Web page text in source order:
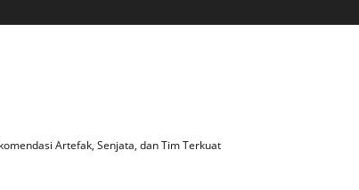
Artefak, Senjata, dan Tim Terkuat